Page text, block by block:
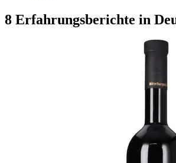
8 Erfahrungsberichte in